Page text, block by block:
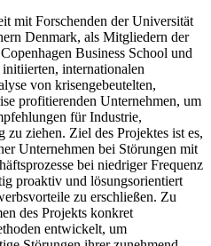
mit Forschenden der Universität
Denmark, als Mitgliedern der
Business School und
internationalen
von krisengebeutelten,
profitierenden Unternehmen, um
für Industrie,
ziehen. Ziel des Projektes ist es,
Unternehmen bei Störungen mit
bei niedriger Frequenz
proaktiv und lösungsorientiert
zu erschließen. Zu
des Projekts konkret
entwickelt, um